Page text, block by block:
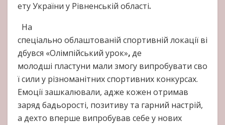
ету України у Рівненській області.
На
спеціально облаштованій спортивній локації ві
дбувся «Олімпійський урок»,де
молодші пластуни мали змогу випробувати сво
ї сили у різноманітних спортивних конкурсах.
Емоції зашкалювали, адже кожен отримав
заряд бадьорості, позитиву та гарний настрій,
а дехто вперше випробував себе у нових